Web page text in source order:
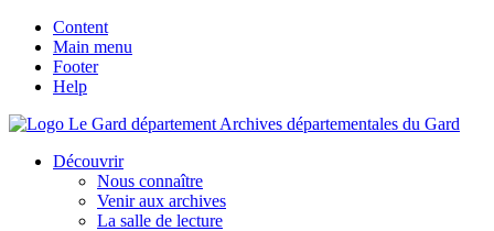
Content
Main menu
Footer
Help
Archives départementales du Gard
Découvrir
Nous connaître
Venir aux archives
La salle de lecture